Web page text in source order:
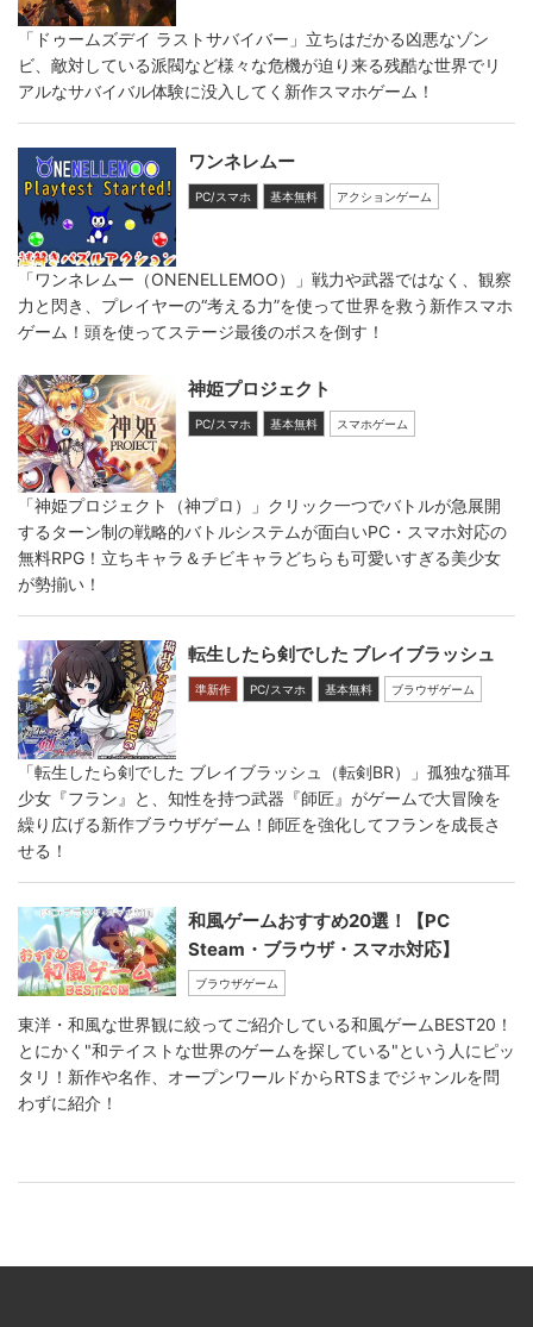
「ドゥームズデイ ラストサバイバー」立ちはだかる凶悪なゾン
ビ、敵対している派閥など様々な危機が迫り来る残酷な世界でリ
アルなサバイバル体験に没入してく新作スマホゲーム！
ワンネレムー
PC/スマホ 基本無料 アクションゲーム
「ワンネレムー（ONENELLEMOO）」戦力や武器ではなく、観察
力と閃き、プレイヤーの“考える力”を使って世界を救う新作スマホ
ゲーム！頭を使ってステージ最後のボスを倒す！
神姫プロジェクト
PC/スマホ 基本無料 スマホゲーム
「神姫プロジェクト（神プロ）」クリック一つでバトルが急展開
するターン制の戦略的バトルシステムが面白いPC・スマホ対応の
無料RPG！立ちキャラ＆チビキャラどちらも可愛いすぎる美少女
が勢揃い！
転生したら剣でした ブレイブラッシュ
準新作 PC/スマホ 基本無料 ブラウザゲーム
「転生したら剣でした ブレイブラッシュ（転剣BR）」孤独な猫耳
少女『フラン』と、知性を持つ武器『師匠』がゲームで大冒険を
繰り広げる新作ブラウザゲーム！師匠を強化してフランを成長さ
せる！
和風ゲームおすすめ20選！【PC
Steam・ブラウザ・スマホ対応】
ブラウザゲーム
東洋・和風な世界観に絞ってご紹介している和風ゲームBEST20！
とにかく"和テイストな世界のゲームを探している"という人にピッ
タリ！新作や名作、オープンワールドからRTSまでジャンルを問
わずに紹介！